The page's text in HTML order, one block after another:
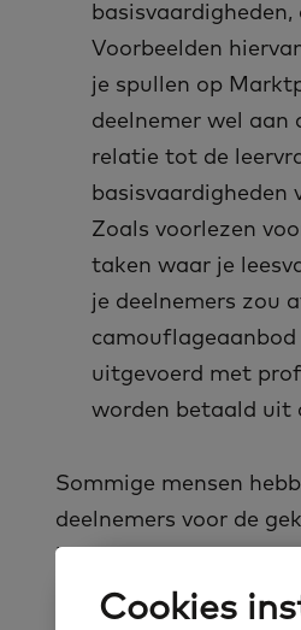
Voorbeelden
je spullen op
deelnemer wel aan
relatie tot de
basisvaardigheden
Zoals voorlezen
taken waar je
je deelnemers zou
uitgevoerd met
worden betaald uit
Sommige mensen
deelnemers voor de
belooft: werken aan
Marktplaats te
Cookies